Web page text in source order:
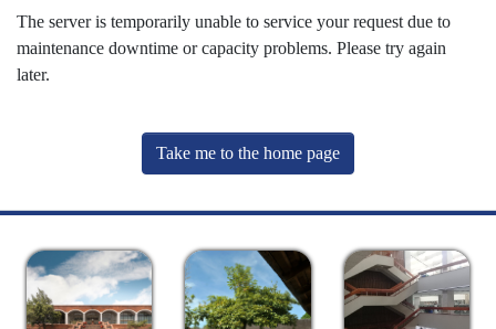
The server is temporarily unable to service your request due to
maintenance downtime or capacity problems. Please try again
later.
Take me to the home page